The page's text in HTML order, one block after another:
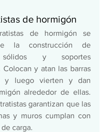
de hormigón
de hormigón se
la construcción de
sólidos y soportes
Colocan y atan las barras
y luego vierten y dan
alrededor de ellas.
garantizan que las
y muros cumplan con
carga.